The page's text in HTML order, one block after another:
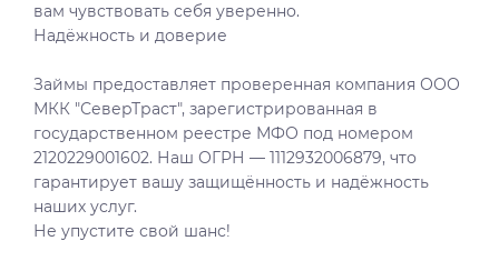
вам чувствовать себя уверенно.
Надёжность и доверие
Займы предоставляет проверенная компания ООО
МКК "СеверТраст", зарегистрированная в
государственном реестре МФО под номером
2120229001602. Наш ОГРН — 1112932006879, что
гарантирует вашу защищённость и надёжность
наших услуг.
Не упустите свой шанс!